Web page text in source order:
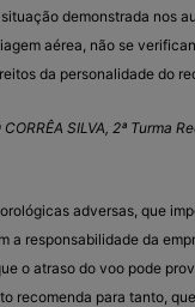
demonstrada nos
aérea, não se
da personalidade do
SILVA, 2ª Turma
adversas, que
a responsabilidade da
o atraso do voo pode
recomenda para tanto,